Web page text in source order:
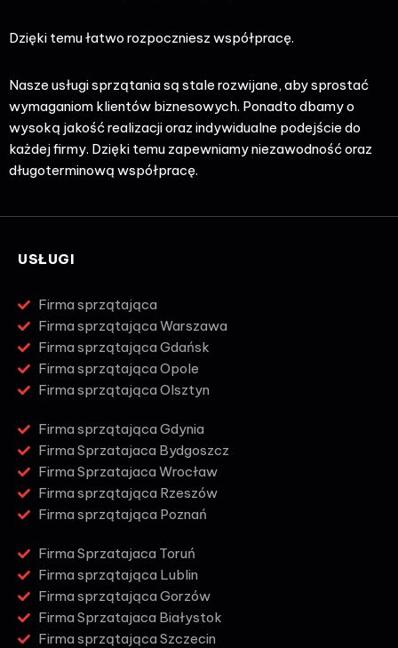
Dzięki temu łatwo rozpoczniesz współpracę.
Nasze usługi sprzątania są stale rozwijane, aby sprostać
wymaganiom klientów biznesowych. Ponadto dbamy o
wysoką jakość realizacji oraz indywidualne podejście do
każdej firmy. Dzięki temu zapewniamy niezawodność oraz
długoterminową współpracę.
USŁUGI
Firma sprzątająca
Firma sprzątająca Warszawa
Firma sprzątająca Gdańsk
Firma sprzątająca Opole
Firma sprzątająca Olsztyn
Firma sprzątająca Gdynia
Firma Sprzatajaca Bydgoszcz
Firma Sprzatajaca Wrocław
Firma sprzątająca Rzeszów
Firma sprzątająca Poznań
Firma Sprzatajaca Toruń
Firma sprzątająca Lublin
Firma sprzątająca Gorzów
Firma Sprzatajaca Białystok
Firma sprzątająca Szczecin